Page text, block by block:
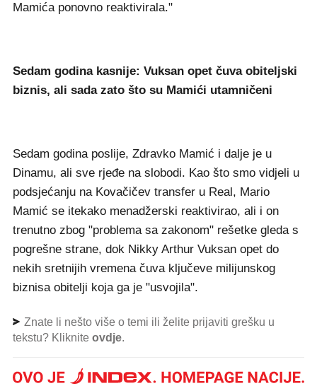
Mamića ponovno reaktivirala."
Sedam godina kasnije: Vuksan opet čuva obiteljski
biznis, ali sada zato što su Mamići utamničeni
Sedam godina poslije, Zdravko Mamić i dalje je u
Dinamu, ali sve rjeđe na slobodi. Kao što smo vidjeli u
podsjećanju na Kovačičev transfer u Real, Mario
Mamić se itekako menadžerski reaktivirao, ali i on
trenutno zbog "problema sa zakonom" rešetke gleda s
pogrešne strane, dok Nikky Arthur Vuksan opet do
nekih sretnijih vremena čuva ključeve milijunskog
biznisa obitelji koja ga je "usvojila".
Znate li nešto više o temi ili želite prijaviti grešku u
tekstu? Kliknite ovdje.